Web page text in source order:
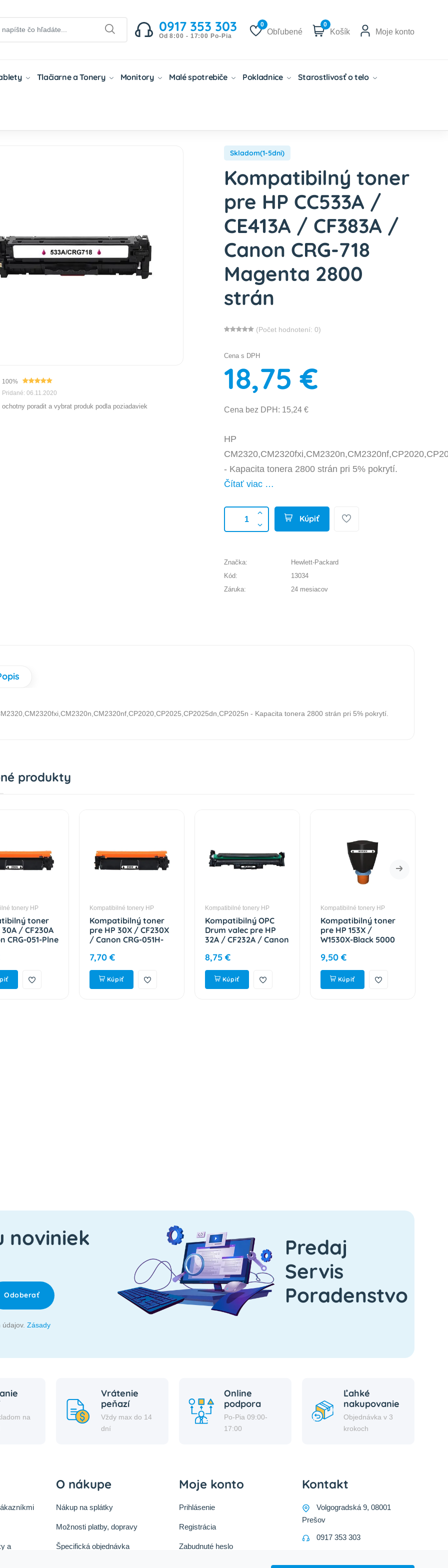
0917 353 303
Od 8:00 - 17:00 Po-Pia
0
Obľubené
0
Košík Moje konto
Tlačiarne a Tonery Monitory Malé spotrebiče Pokladnice Starostlivosť o telo
100%
Pridané: 06.11.2020
ochotny poradit a vybrat produk podla poziadaviek
Skladom(1-5dni)
Kompatibilný toner
pre HP CC533A /
CE413A / CF383A /
Canon CRG-718
Magenta 2800
strán
(Počet hodnotení: 0)
Cena s DPH
18,75 €
Cena bez DPH: 15,24 €
HP
- Kapacita tonera 2800 strán pri 5% pokrytí.
Čítať viac …
Kúpiť
Značka:
Hewlett-Packard
Kód:
13034
Záruka:
24 mesiacov
- Kapacita tonera 2800 strán pri 5% pokrytí.
produkty
tonery HP
toner
/ CF230A
CRG-051-Plne
Kompatibilné tonery HP
Kompatibilný toner
pre HP 30X / CF230X
/ Canon CRG-051H-
Black 3500 strán
7,70 €
Kúpiť
Kompatibilné tonery HP
Kompatibilný OPC
Drum valec pre HP
32A / CF232A / Canon
čip! 23000 strán
8,75 €
Kúpiť
Kompatibilné tonery HP
Kompatibilný toner
pre HP 153X /
W1530X-Black 5000
9,50 €
Kúpiť
noviniek
Odoberať
Zásady
Predaj
Servis
Poradenstvo
na
Vrátenie
peňazí
Vždy max do 14
dní
Online
podpora
Po-Pia 09:00-
17:00
Ľahké
nakupovanie
Objednávka v 3
krokoch
a
O nákupe
Nákup na splátky
Možnosti platby, dopravy
Špecifická objednávka
Moje konto
Prihlásenie
Registrácia
Zabudnuté heslo
Kontakt
Volgogradská 9, 08001
Prešov
0917 353 303